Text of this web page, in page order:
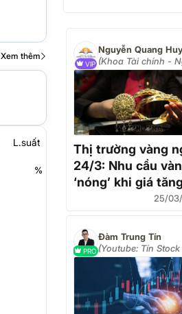
Xem thêm
L.suất
%
VIP (Khoa Tài chính -
hàng Đại học
Thị trường vàng
24/3: Nhu cầu
‘nóng’ khi giá
lại, độ vênh vẫn
25/
PRO
Đàm Trung Tín
(Youtube: Tín
Smart Investment)